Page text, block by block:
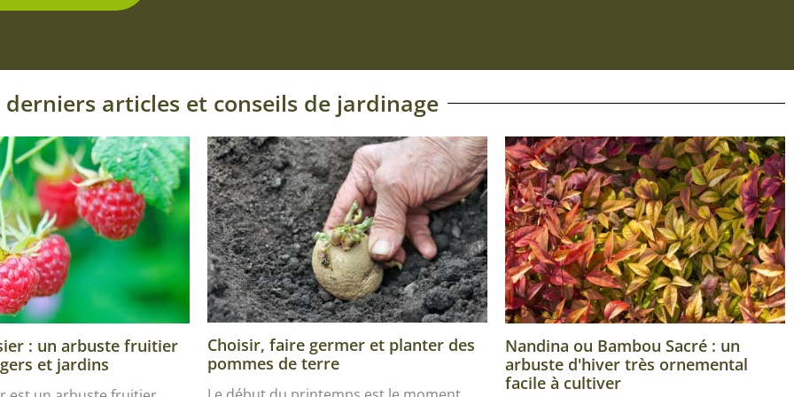
derniers articles et conseils de jardinage
: un arbuste fruitier
et jardins
Choisir, faire germer et planter des
pommes de terre
Nandina ou Bambou Sacré : un
arbuste d'hiver très ornemental
facile à cultiver